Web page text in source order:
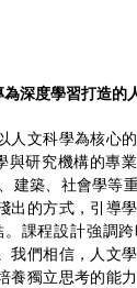
深度學習打造的
人文科學為核心
與研究機構的專
建築、社會學等
出的方式，引導
課程設計強調
我們相信，人文
養獨立思考的能